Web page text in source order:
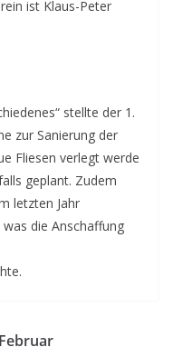
ist Klaus-Peter
stellte der 1.
zur Sanierung der
Fliesen verlegt werde
geplant. Zudem
letzten Jahr
die Anschaffung